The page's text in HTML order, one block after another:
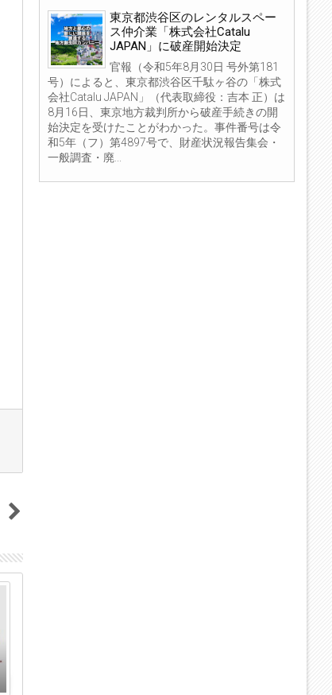
東京都渋谷区のレンタルスペー
ス仲介業「株式会社Catalu
JAPAN」に破産開始決定
官報（令和5年8月30日 号外第181
号）によると、東京都渋谷区千駄ヶ谷の「株式
会社Catalu JAPAN」（代表取締役：吉本 正）は
8月16日、東京地方裁判所から破産手続きの開
始決定を受けたことがわかった。事件番号は令
和5年（フ）第4897号で、財産状況報告集会・
一般調査・廃...